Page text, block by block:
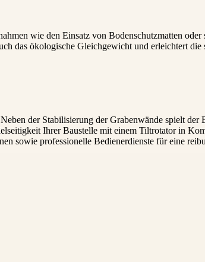
wie den Einsatz von Bodenschutzmatten
das ökologische Gleichgewicht und erleichtert die
der Stabilisierung der Grabenwände spielt
Ihrer Baustelle mit einem Tiltrotator in
sowie professionelle Bedienerdienste für eine